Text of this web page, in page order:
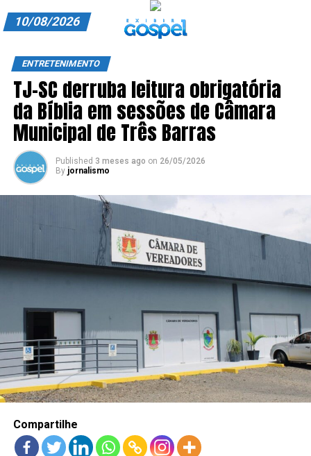
ANUNCIE CONOSCO
ASSINE
CARRINHO
EDITORIAL
EXPEDIENTE
FINALIZAR COMPRA
10/08/2026
ENTRETENIMENTO
TJ-SC derruba leitura obrigatória
da Bíblia em sessões de Câmara
Municipal de Três Barras
Published 3 meses ago on 26/05/2026
By jornalismo
Compartilhe